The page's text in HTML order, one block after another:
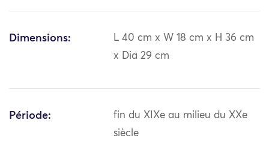
Dimensions:
L 40 cm x W 18 cm x H 36 cm
x Dia 29 cm
Période:
fin du XIXe au milieu du XXe
siècle